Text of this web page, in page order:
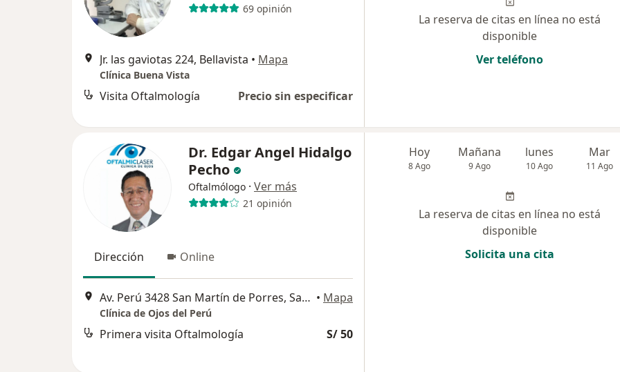
69 opinión
Jr. las gaviotas 224, Bellavista • Mapa
Clínica Buena Vista
Visita Oftalmología Precio sin especificar
La reserva de citas en línea no está
disponible
Ver teléfono
Dr. Edgar Angel Hidalgo
Pecho
Oftalmólogo · Ver más
21 opinión
Dirección Online
Av. Perú 3428 San Martín de Porres, San Martín de Porres • Mapa
Clínica de Ojos del Perú
Primera visita Oftalmología S/ 50
Hoy
8 Ago
Mañana
9 Ago
lunes
10 Ago
Mar
11 Ago
La reserva de citas en línea no está
disponible
Solicita una cita